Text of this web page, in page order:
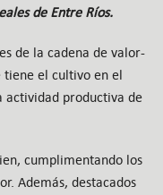
de Entre Ríos.
de la cadena de valor-
tiene el cultivo en el
actividad productiva de
cumplimentando los
Además, destacados